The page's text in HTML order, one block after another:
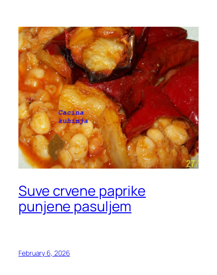
Suve crvene paprike
punjene pasuljem
February 6, 2026